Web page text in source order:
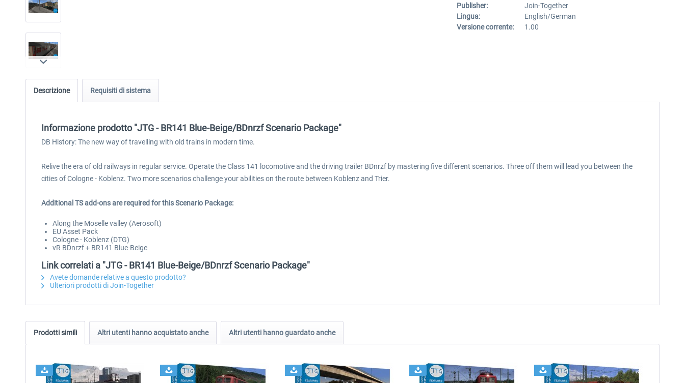
Publisher:
Join-Together
Lingua:
English/German
Versione corrente:
1.00
Descrizione Requisiti di sistema
Informazione prodotto "JTG - BR141 Blue-Beige/BDnrzf Scenario Package"
DB History: The new way of travelling with old trains in modern time.
Relive the era of old railways in regular service. Operate the Class 141 locomotive and the driving trailer BDnrzf by mastering five different scenarios. Three off them will lead you between the
cities of Cologne - Koblenz. Two more scenarios challenge your abilities on the route between Koblenz and Trier.
Additional TS add-ons are required for this Scenario Package:
Along the Moselle valley (Aerosoft)
EU Asset Pack
Cologne - Koblenz (DTG)
vR BDnrzf + BR141 Blue-Beige
Link correlati a "JTG - BR141 Blue-Beige/BDnrzf Scenario Package"
Avete domande relative a questo prodotto?
Ulteriori prodotti di Join-Together
Prodotti simili Altri utenti hanno acquistato anche Altri utenti hanno guardato anche